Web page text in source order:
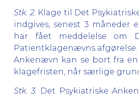
Stk. 2. Klage til Det
indgives, senest 3 måneder
har fået meddelelse om
Patientklagenævns afgørelse.
Ankenævn kan se bort fra en
klagefristen, når særlige
Stk. 3.
Det Psykiatriske